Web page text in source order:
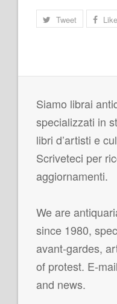
Tweet Like
Siamo librai
specializzati in
libri d’artisti e
Scriveteci per
aggiornamenti.
We are
since 1980,
avant-gardes,
of protest. E-
and news.